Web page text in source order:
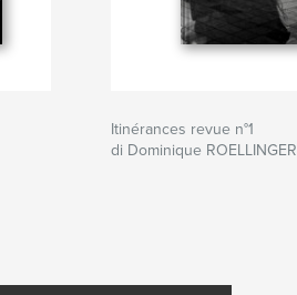
Itinérances revue n°1
di Dominique ROELLINGER